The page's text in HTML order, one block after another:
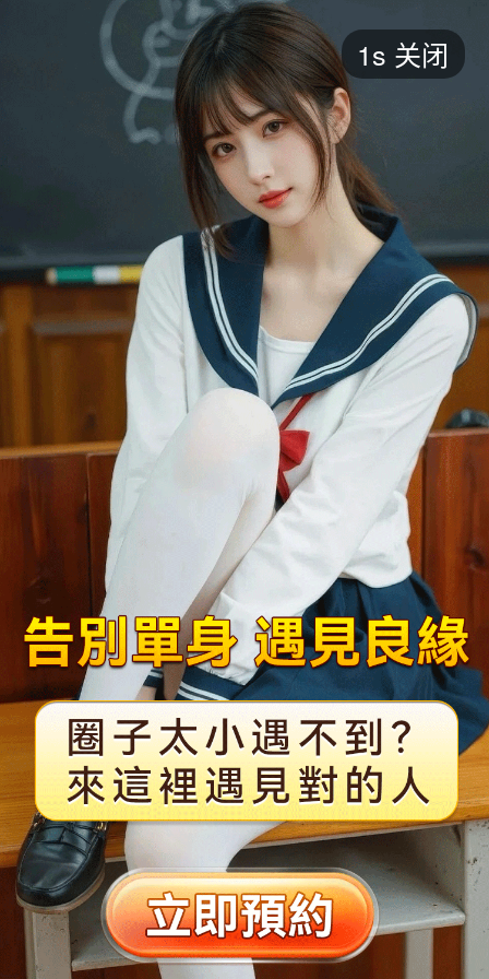
短剧
最热 添加 评分
都市 甜宠 逆袭 玄幻
2025 2024 2023 2022
全部 大陆 香港 台湾 美国 韩国 日本
1s 关闭